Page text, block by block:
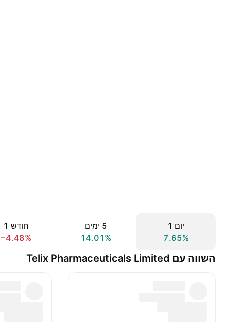
יום ‎1‎
7.65%
‎5‎ ימים
14.01%
חודש ‎1‎
−4.48%
השווה עם Telix Pharmaceuticals Limited